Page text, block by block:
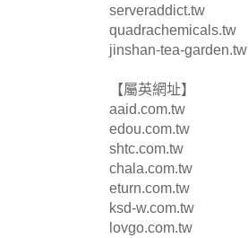
serveraddict.tw
quadrachemicals.tw
jinshan-tea-garden.tw
【屬英網址】
aaid.com.tw
edou.com.tw
shtc.com.tw
chala.com.tw
eturn.com.tw
ksd-w.com.tw
lovgo.com.tw